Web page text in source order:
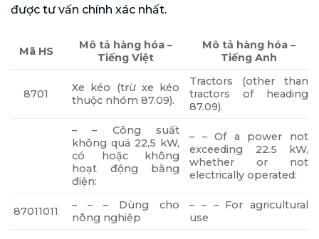
được tư vấn chính xác nhất.
Mã HS
Mô tả hàng hóa –
Tiếng Việt
Mô tả hàng hóa –
Tiếng Anh
8701
Xe kéo (trừ xe kéo
thuộc nhóm 87.09).
Tractors (other than
tractors of heading
87.09).
– – Công suất
không quá 22,5 kW,
có hoặc không
hoạt động bằng
điện:
– – Of a power not
exceeding 22.5 kW,
whether or not
electrically operated:
87011011
– – – Dùng cho
nông nghiệp
– – – For agricultural
use